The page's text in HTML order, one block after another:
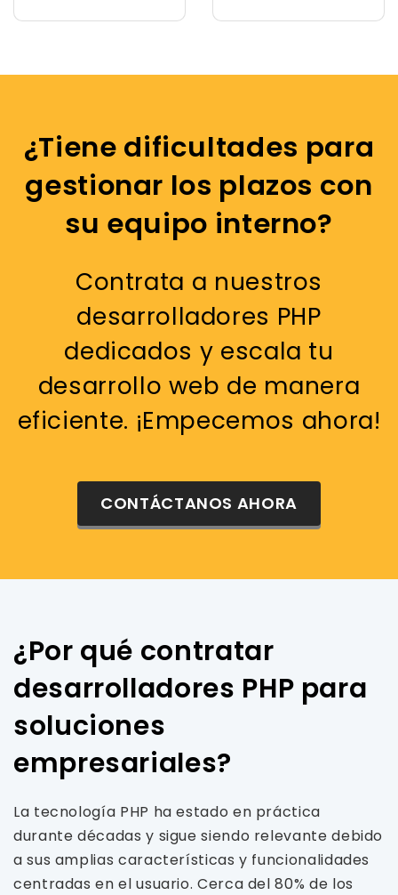
¿Tiene dificultades para
gestionar los plazos con
su equipo interno?
Contrata a nuestros
desarrolladores PHP
dedicados y escala tu
desarrollo web de manera
eficiente. ¡Empecemos ahora!
CONTÁCTANOS AHORA
¿Por qué contratar
desarrolladores PHP para
soluciones
empresariales?
La tecnología PHP ha estado en práctica
durante décadas y sigue siendo relevante debido
a sus amplias características y funcionalidades
centradas en el usuario. Cerca del 80% de los